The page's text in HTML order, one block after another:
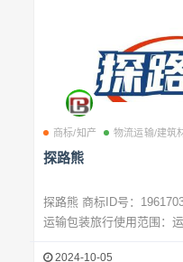
商标/知产 物流运输/建筑
探路熊
探路熊 商标ID号：1961703所属类别：第39类-
运输包装旅行使用范围：
2024-10-05